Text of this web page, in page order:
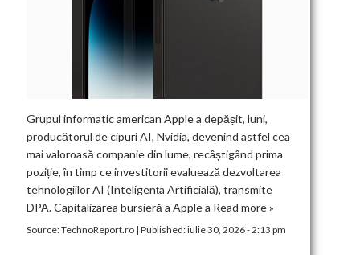
Grupul informatic american Apple a depășit, luni,
producătorul de cipuri AI, Nvidia, devenind astfel cea
mai valoroasă companie din lume, recâștigând prima
poziție, în timp ce investitorii evaluează dezvoltarea
tehnologiilor AI (Inteligența Artificială), transmite
DPA. Capitalizarea bursieră a Apple a Read more »
Source:TechnoReport.ro| Published:iulie 30, 2026 - 2:13 pm